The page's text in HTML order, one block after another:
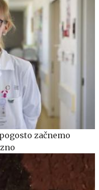
začnemo